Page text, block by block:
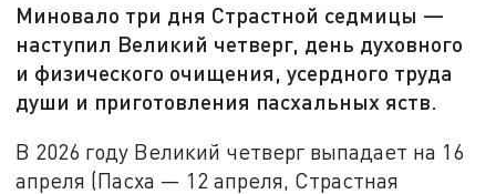
Миновало три дня Страстной седмицы —
наступил Великий четверг, день духовного
и физического очищения, усердного труда
души и приготовления пасхальных яств.
В 2026 году Великий четверг выпадает на 16
апреля (Пасха — 12 апреля, Страстная